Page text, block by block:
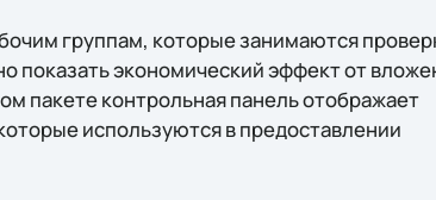
группам, которые занимаются
показать экономический эффект от
пакете контрольная панель отображает
используются в предоставлении